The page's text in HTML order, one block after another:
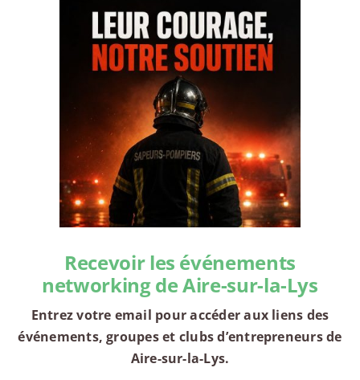
Recevoir les événements
networking de Aire-sur-la-Lys
Entrez votre email pour accéder aux liens des
événements, groupes et clubs d’entrepreneurs de
Aire-sur-la-Lys.